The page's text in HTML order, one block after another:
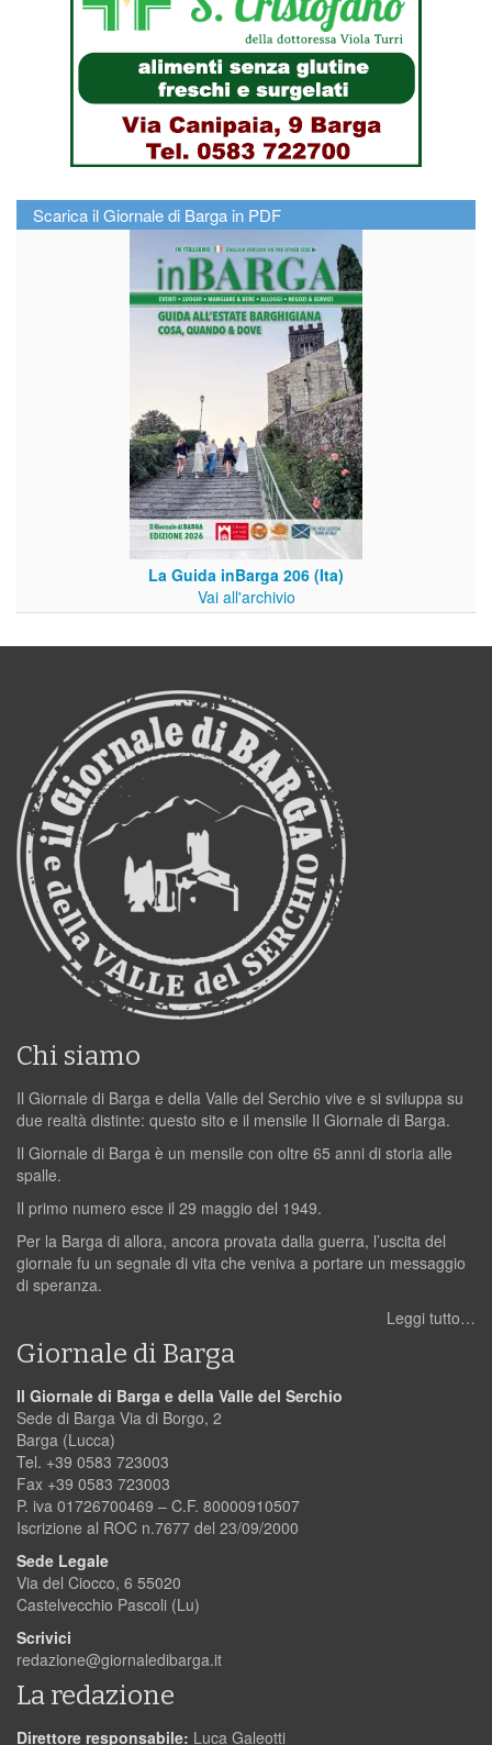
Scarica il Giornale di Barga in PDF
La Guida inBarga 206 (Ita)
Vai all'archivio
Chi siamo
Il Giornale di Barga e della Valle del Serchio vive e si sviluppa su
due realtà distinte: questo sito e il mensile Il Giornale di Barga.
Il Giornale di Barga è un mensile con oltre 65 anni di storia alle
spalle.
Il primo numero esce il 29 maggio del 1949.
Per la Barga di allora, ancora provata dalla guerra, l’uscita del
giornale fu un segnale di vita che veniva a portare un messaggio
di speranza.
Leggi tutto…
Giornale di Barga
Il Giornale di Barga e della Valle del Serchio
Sede di Barga Via di Borgo, 2
Barga (Lucca)
Tel. +39 0583 723003
Fax +39 0583 723003
P. iva 01726700469 – C.F. 80000910507
Iscrizione al ROC n.7677 del 23/09/2000
Sede Legale
Via del Ciocco, 6 55020
Castelvecchio Pascoli (Lu)
Scrivici
redazione@giornaledibarga.it
La redazione
Direttore responsabile: Luca Galeotti